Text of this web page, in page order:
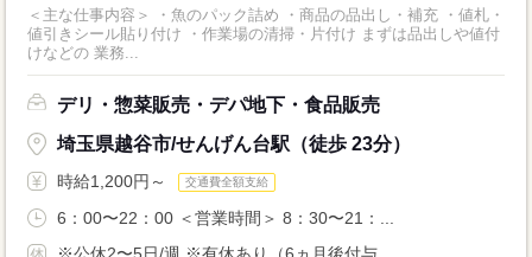
＜主な仕事内容＞ ・魚のパック詰め ・商品の品出し・補充 ・値札・
値引きシール貼り付け ・作業場の清掃・片付け まずは品出しや値付
けなどの 業務...
デリ・惣菜販売・デパ地下・食品販売
埼玉県越谷市/せんげん台駅（徒歩 23分）
時給1,200円～ 交通費全額支給
6：00〜22：00 ＜営業時間＞ 8：30〜21：...